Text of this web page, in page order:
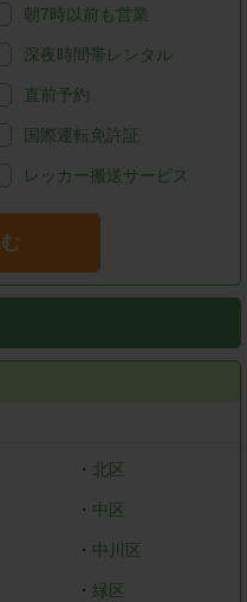
朝7時以前も営業
深夜時間帯レンタル
直前予約
国際運転免許証
レッカー搬送サービス
・ 北区
・ 中区
・ 中川区
・緑区